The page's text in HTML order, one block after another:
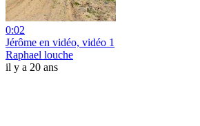
0:02
Jérôme en vidéo, vidéo 1
Raphael louche
il y a 20 ans